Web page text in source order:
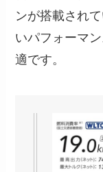
ンが搭載され
いパフォーマ
適です。